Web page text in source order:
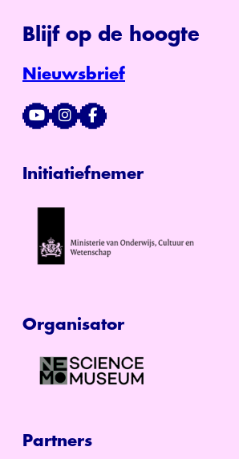
Blijf op de hoogte
Nieuwsbrief
Initiatiefnemer
Organisator
Partners